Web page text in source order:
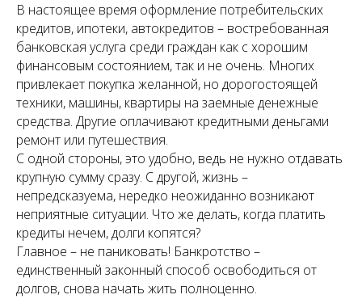
В настоящее время оформление потребительских
кредитов, ипотеки, автокредитов – востребованная
банковская услуга среди граждан как с хорошим
финансовым состоянием, так и не очень. Многих
привлекает покупка желанной, но дорогостоящей
техники, машины, квартиры на заемные денежные
средства. Другие оплачивают кредитными деньгами
ремонт или путешествия.
С одной стороны, это удобно, ведь не нужно отдавать
крупную сумму сразу. С другой, жизнь –
непредсказуема, нередко неожиданно возникают
неприятные ситуации. Что же делать, когда платить
кредиты нечем, долги копятся?
Главное – не паниковать! Банкротство –
единственный законный способ освободиться от
долгов, снова начать жить полноценно.